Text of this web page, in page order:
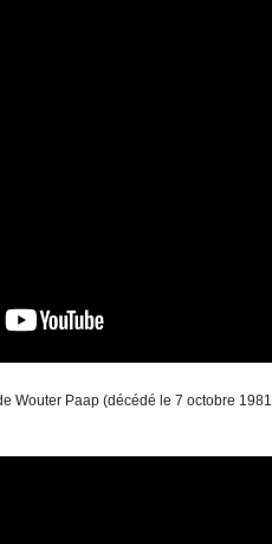
Wouter Paap (décédé le 7 octobre